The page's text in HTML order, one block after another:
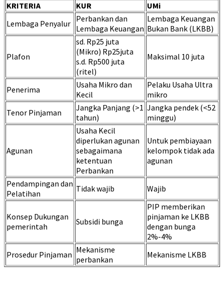
KRITERIA KUR
UMi
Lembaga Penyalur Perbankan dan
Lembaga Keuangan
Lembaga Keuangan
Bukan Bank (LKBB)
Plafon
sd. Rp25 juta
(Mikro) Rp25juta
s.d. Rp500 juta
(ritel)
Maksimal 10 juta
Penerima
Usaha Mikro dan
Kecil
Pelaku Usaha Ultra
mikro
Tenor Pinjaman
Jangka Panjang (>1
tahun)
Jangka pendek (<52
minggu)
Agunan
Usaha Kecil
diperlukan agunan
sebagaimana
ketentuan
Perbankan
Untuk pembiayaan
kelompok tidak ada
agunan
Pendampingan dan
Pelatihan
Tidak wajib Wajib
Konsep Dukungan
pemerintah
Subsidi bunga
PIP memberikan
pinjaman ke LKBB
dengan bunga
2%-4%
Prosedur Pinjaman Mekanisme
perbankan
Mekanisme LKBB